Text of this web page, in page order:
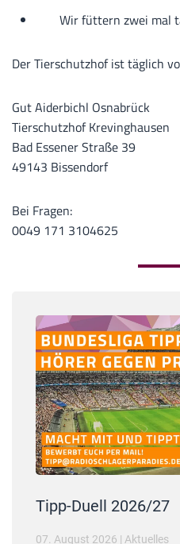
Wir füttern zwei mal
Der Tierschutzhof ist täglich
Gut Aiderbichl Osnabrück
Tierschutzhof Krevinghausen
Bad Essener Straße 39
49143 Bissendorf
Bei Fragen:
0049 171 3104625
Tipp-Duell 2026/27
07. August 2026 | Aktuelles